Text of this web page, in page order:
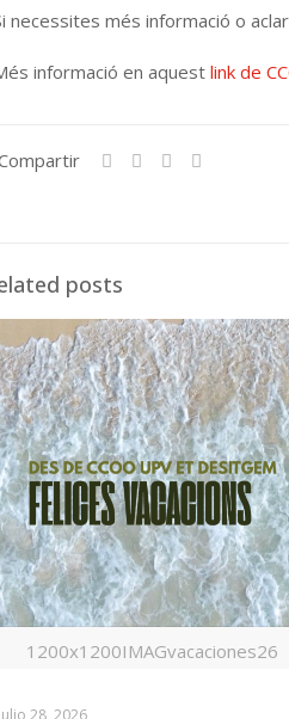
necessites més informació o
informació en aquestlink de
posts
1200x1200IMAGvacaciones26